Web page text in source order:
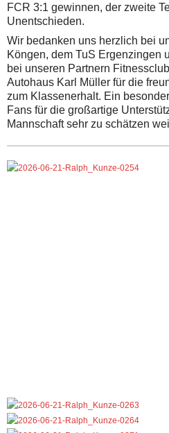
FCR 3:1 gewinnen, der zweite
Unentschieden.
Wir bedanken uns herzlich bei
Köngen, dem TuS Ergenzingen
bei unseren Partnern
Autohaus Karl Müller für die
zum Klassenerhalt. Ein
Fans für die großartige
Mannschaft sehr zu schätzen